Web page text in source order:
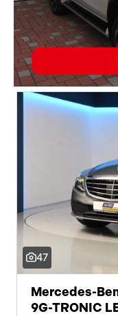
47
Mercedes-
9G-TRONIC